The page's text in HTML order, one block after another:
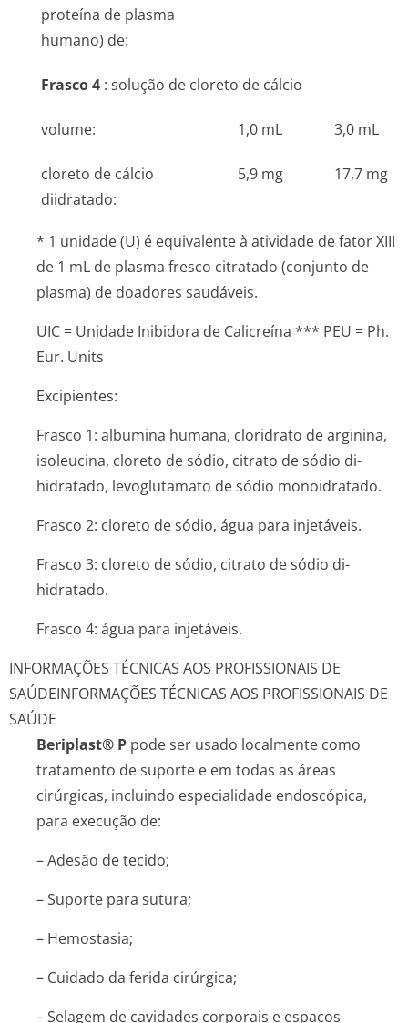
proteína de plasma
humano) de:
Frasco 4 : solução de cloreto de cálcio
volume: 1,0 mL 3,0 mL
cloreto de cálcio
diidratado:
5,9 mg 17,7 mg
* 1 unidade (U) é equivalente à atividade de fator XIII
de 1 mL de plasma fresco citratado (conjunto de
plasma) de doadores saudáveis.
UIC = Unidade Inibidora de Calicreína *** PEU = Ph.
Eur. Units
Excipientes:
Frasco 1: albumina humana, cloridrato de arginina,
isoleucina, cloreto de sódio, citrato de sódio di-
hidratado, levoglutamato de sódio monoidratado.
Frasco 2: cloreto de sódio, água para injetáveis.
Frasco 3: cloreto de sódio, citrato de sódio di-
hidratado.
Frasco 4: água para injetáveis.
INFORMAÇÕES TÉCNICAS AOS PROFISSIONAIS DE
SAÚDEINFORMAÇÕES TÉCNICAS AOS PROFISSIONAIS DE
SAÚDE
Beriplast® P pode ser usado localmente como
tratamento de suporte e em todas as áreas
cirúrgicas, incluindo especialidade endoscópica,
para execução de:
– Adesão de tecido;
– Suporte para sutura;
– Hemostasia;
– Cuidado da ferida cirúrgica;
– Selagem de cavidades corporais e espaços